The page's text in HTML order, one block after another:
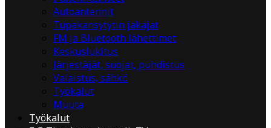
Autoantennit
Tupakansytytin jakajat
FM ja Bluetooth lähettimet
Keskuslukitus
Järjestäjät, suojat, puhdistus
Valaistus, sähkö
Työkalut
Muuta
Työkalut